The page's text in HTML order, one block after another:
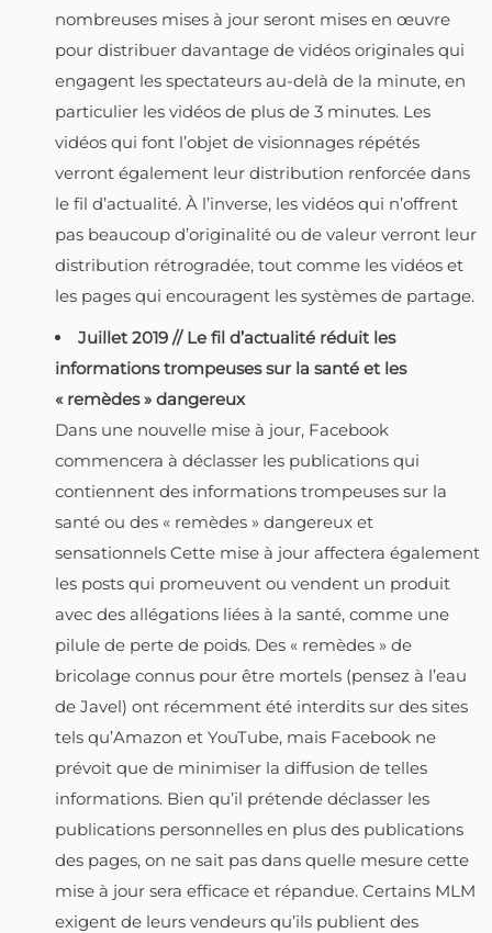
nombreuses mises à jour seront mises en œuvre
pour distribuer davantage de vidéos originales qui
engagent les spectateurs au-delà de la minute, en
particulier les vidéos de plus de 3 minutes. Les
vidéos qui font l’objet de visionnages répétés
verront également leur distribution renforcée dans
le fil d’actualité. À l’inverse, les vidéos qui n’offrent
pas beaucoup d’originalité ou de valeur verront leur
distribution rétrogradée, tout comme les vidéos et
les pages qui encouragent les systèmes de partage.
Juillet 2019 // Le fil d’actualité réduit les
informations trompeuses sur la santé et les
« remèdes » dangereux
Dans une nouvelle mise à jour, Facebook
commencera à déclasser les publications qui
contiennent des informations trompeuses sur la
santé ou des « remèdes » dangereux et
sensationnels Cette mise à jour affectera également
les posts qui promeuvent ou vendent un produit
avec des allégations liées à la santé, comme une
pilule de perte de poids. Des « remèdes » de
bricolage connus pour être mortels (pensez à l’eau
de Javel) ont récemment été interdits sur des sites
tels qu’Amazon et YouTube, mais Facebook ne
prévoit que de minimiser la diffusion de telles
informations. Bien qu’il prétende déclasser les
publications personnelles en plus des publications
des pages, on ne sait pas dans quelle mesure cette
mise à jour sera efficace et répandue. Certains MLM
exigent de leurs vendeurs qu’ils publient des